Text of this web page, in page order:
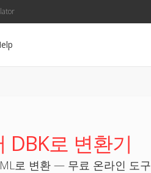
DBK로 변환기
로 변환 — 무료 온라인 도구